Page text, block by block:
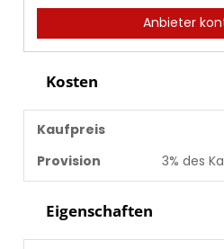
Anbieter
Kosten
Kaufpreis
Provision
3% des
Eigenschaften